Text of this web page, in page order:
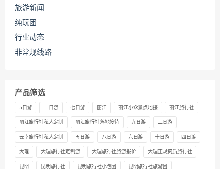
旅游新闻
纯玩团
行业动态
非常规线路
产品筛选
5日游 一日游 七日游 丽江 丽江小众景点地接 丽江旅行社
丽江旅行社私人定制 丽江旅行社落地接待 九日游 二日游
云南旅行社私人定制 五日游 八日游 六日游 十日游 四日游
大理 大理旅行社定制游 大理旅行社旅游报价 大理正规资质旅行社
昆明 昆明旅行社 昆明旅行社小包团 昆明旅行社旅游团